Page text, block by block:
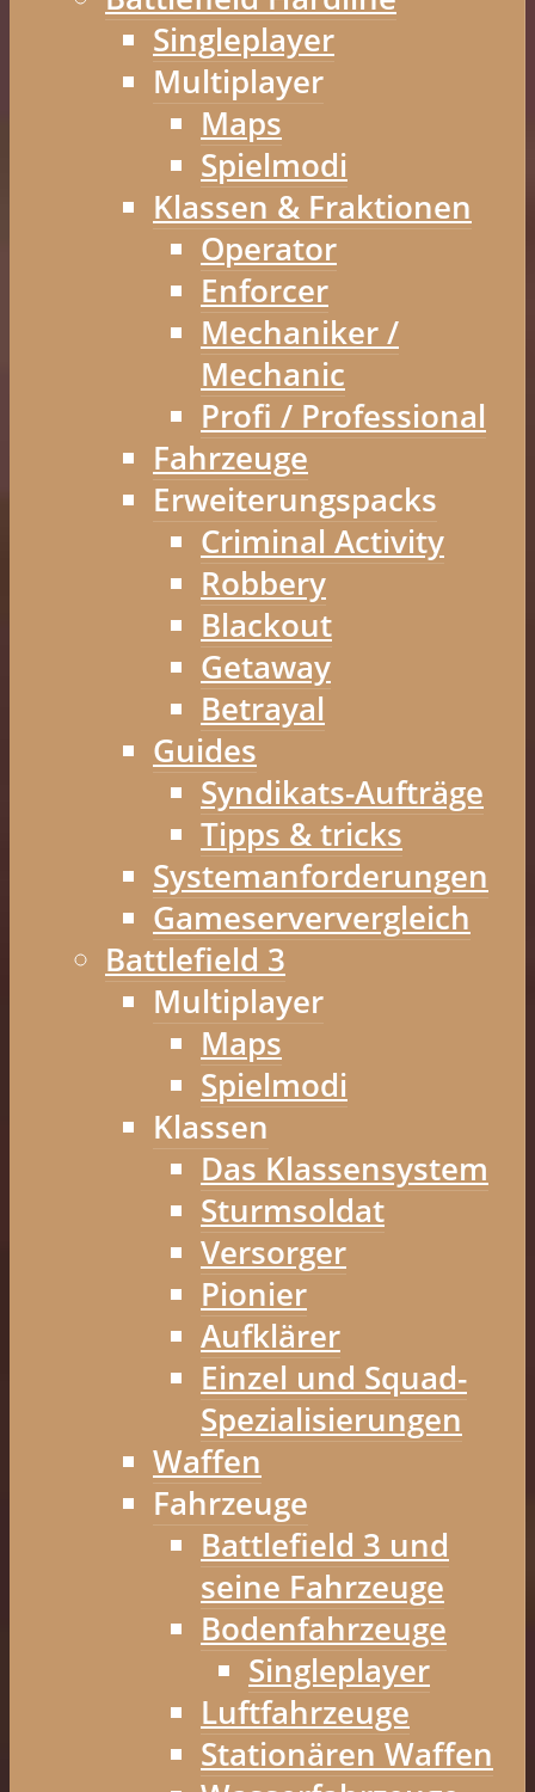
Singleplayer
Multiplayer
Maps
Spielmodi
Klassen & Fraktionen
Operator
Enforcer
Mechaniker /
Mechanic
Profi / Professional
Fahrzeuge
Erweiterungspacks
Criminal Activity
Robbery
Blackout
Getaway
Betrayal
Guides
Syndikats-Aufträge
Tipps & tricks
Systemanforderungen
Gameserververgleich
Battlefield 3
Multiplayer
Maps
Spielmodi
Klassen
Das Klassensystem
Sturmsoldat
Versorger
Pionier
Aufklärer
Einzel und Squad-
Spezialisierungen
Waffen
Fahrzeuge
Battlefield 3 und
seine Fahrzeuge
Bodenfahrzeuge
Singleplayer
Luftfahrzeuge
Stationären Waffen